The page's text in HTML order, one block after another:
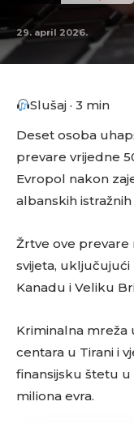
29. april 2026.
Slušaj · 3 min
Deset osoba
prevare vrijedne
Evropol nakon
albanskih
Žrtve ove prevare
svijeta, uključujući
Kanadu i Veliku
Kriminalna mreža
centara u Tirani i
finansijsku štetu
miliona evra.